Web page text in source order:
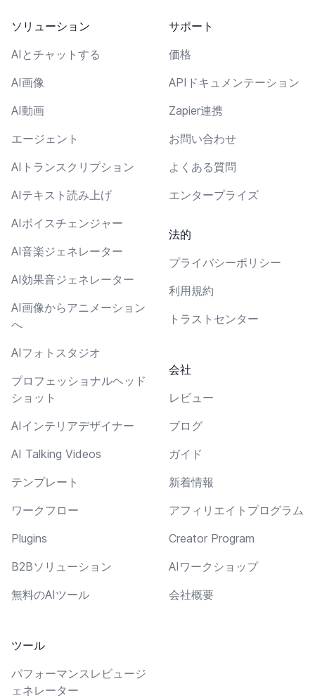
ソリューション
AIとチャットする
AI画像
AI動画
エージェント
AIトランスクリプション
AIテキスト読み上げ
AIボイスチェンジャー
AI音楽ジェネレーター
AI効果音ジェネレーター
AI画像からアニメーション
へ
AIフォトスタジオ
プロフェッショナルヘッド
ショット
AIインテリアデザイナー
AI Talking Videos
テンプレート
ワークフロー
Plugins
B2Bソリューション
無料のAIツール
ツール
パフォーマンスレビュージ
ェネレーター
サポート
価格
APIドキュメンテーション
Zapier連携
お問い合わせ
よくある質問
エンタープライズ
法的
プライバシーポリシー
利用規約
トラストセンター
会社
レビュー
ブログ
ガイド
新着情報
アフィリエイトプログラム
Creator Program
AIワークショップ
会社概要